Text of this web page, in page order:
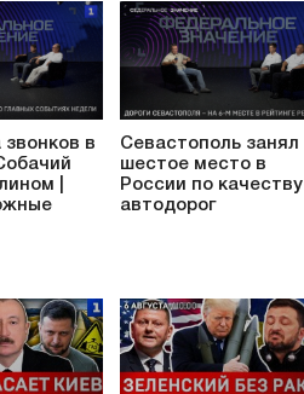
звонков в
|
Севастополь занял
шестое место в
России по качеству
автодорог